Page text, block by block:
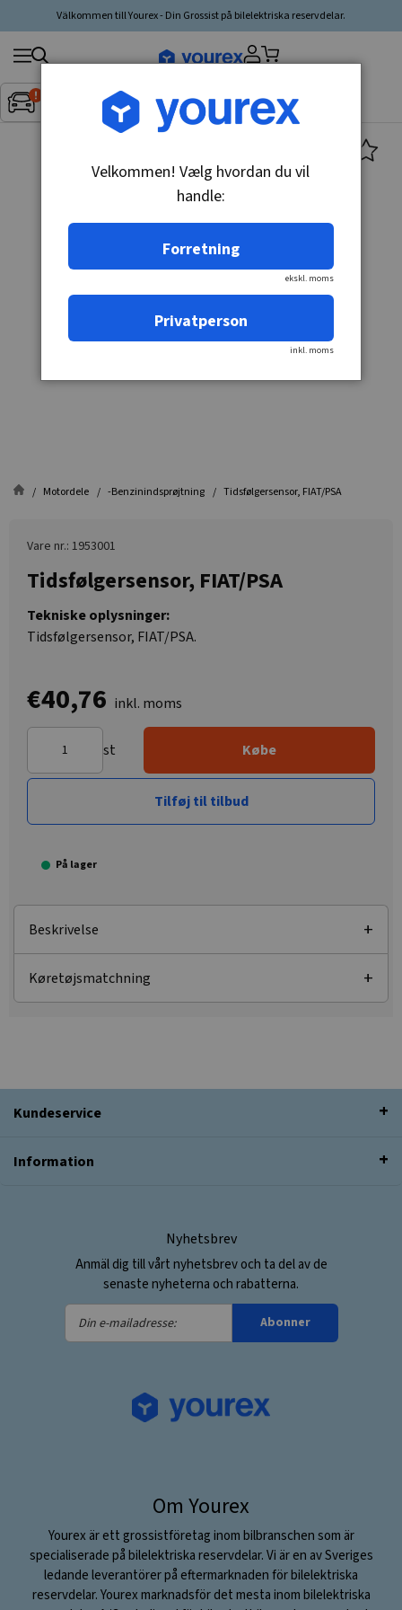
Välkommen till Yourex - Din Grossist på bilelektriska reservdelar.
Inget fordon valt▼
Søg
produkt,
producent,
Motordele -Benzinindsprøjtning Tidsfølgersensor, FIAT/PSA
Vare nr.: 1953001
Tidsfølgersensor, FIAT/PSA
Tekniske oplysninger:
Tidsfølgersensor, FIAT/PSA.
€40,76 inkl. moms
st Købe
Tilføj til tilbud
På lager
Beskrivelse
Køretøjsmatchning
Kundeservice
Information
Nyhetsbrev
Anmäl dig till vårt nyhetsbrev och ta del av de
senaste nyheterna och rabatterna.
Din
e-
Abonner
Om Yourex
Yourex är ett grossistföretag inom bilbranschen som är
specialiserade på bilelektriska reservdelar. Vi är en av Sveriges
ledande leverantörer på eftermarknaden för bilelektriska
reservdelar. Yourex marknadsför det mesta inom bilelektriska
Velkommen! Vælg hvordan du vil
handle:
Forretning
ekskl. moms
Privatperson
inkl. moms